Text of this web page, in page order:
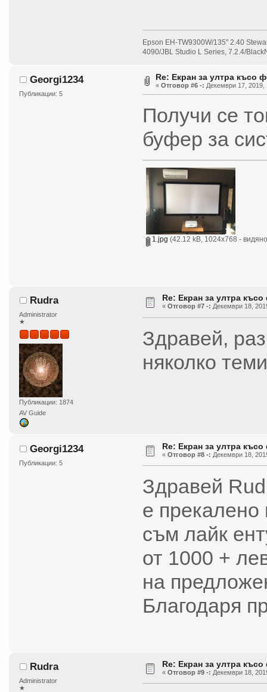
Epson EH-TW9300W/135" 2.40
4090/JBL Studio L Series, 7.2.4/
Georgi1234
Публикации: 5
Re: Екран за ултра късо
« Отговор #6 -: Декември 17, 2019,
Получи се
буфер за
1.jpg (42.12 kB, 1024x768 -
Rudra
Administrator
★
Публикации: 1874
AV Guide
Re: Екран за ултра
« Отговор #7 -: Декември 18,
Здравей,
няколко
Georgi1234
Публикации: 5
Re: Екран за ултра
« Отговор #8 -: Декември 18,
Здравей
е
съм лайк
от 1000 +
на
Благодаря
Rudra
Administrator
★
Re: Екран за ултра
« Отговор #9 -: Декември 18,